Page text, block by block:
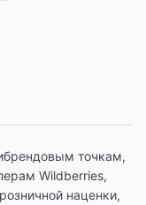
точкам,
Wildberries,
наценки,